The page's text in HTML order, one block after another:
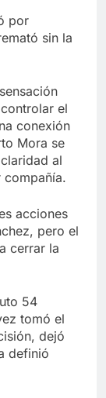
por
sin la
el
conexión
Mora se
al
compañía.
acciones
pero el
cerrar la
54
tomó el
dejó
definió